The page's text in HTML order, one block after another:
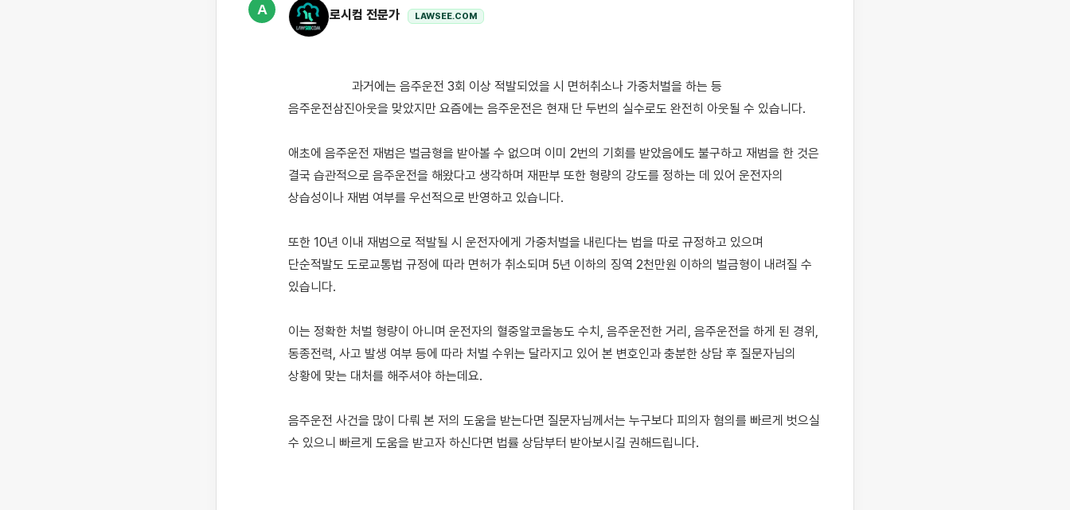
A 로시컴 전문가 LAWSEE.COM
음주운전삼진아웃을 맞았지만 요즘에는 음주운전은 현재 단 두번의 실수로도 완전히 아웃될 수 있습니다.
애초에 음주운전 재범은 벌금형을 받아볼 수 없으며 이미 2번의 기회를 받았음에도 불구하고 재범을 한 것은
결국 습관적으로 음주운전을 해왔다고 생각하며 재판부 또한 형량의 강도를 정하는 데 있어 운전자의
상습성이나 재범 여부를 우선적으로 반영하고 있습니다.
또한 10년 이내 재범으로 적발될 시 운전자에게 가중처벌을 내린다는 법을 따로 규정하고 있으며
단순적발도 도로교통법 규정에 따라 면허가 취소되며 5년 이하의 징역 2천만원 이하의 벌금형이 내려질 수
있습니다.
이는 정확한 처벌 형량이 아니며 운전자의 혈중알코올농도 수치, 음주운전한 거리, 음주운전을 하게 된 경위,
동종전력, 사고 발생 여부 등에 따라 처벌 수위는 달라지고 있어 본 변호인과 충분한 상담 후 질문자님의
상황에 맞는 대처를 해주셔야 하는데요.
음주운전 사건을 많이 다뤄 본 저의 도움을 받는다면 질문자님께서는 누구보다 피의자 혐의를 빠르게 벗으실
수 있으니 빠르게 도움을 받고자 하신다면 법률 상담부터 받아보시길 권해드립니다.